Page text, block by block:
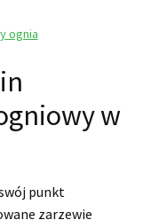
ognia
w
punkt
zarzewie